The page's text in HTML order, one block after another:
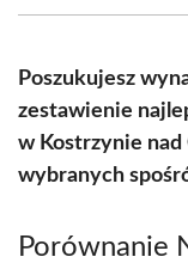
(Twitter)
Poszukujesz
zestawienie
w Kostrzynie
wybranych
Porównanie